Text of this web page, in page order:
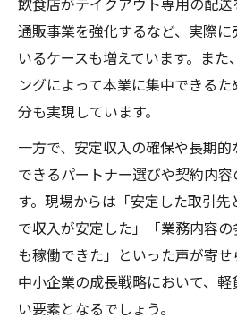
通販事業を強化するなど、実際
いるケースも増えています。ま
ングによって本業に集中できる
分も実現しています。
一方で、安定収入の確保や長期
できるパートナー選びや契約内
す。現場からは「安定した取引
で収入が安定した」「業務内容
も稼働できた」といった声が寄
中小企業の成長戦略において、
い要素となるでしょう。